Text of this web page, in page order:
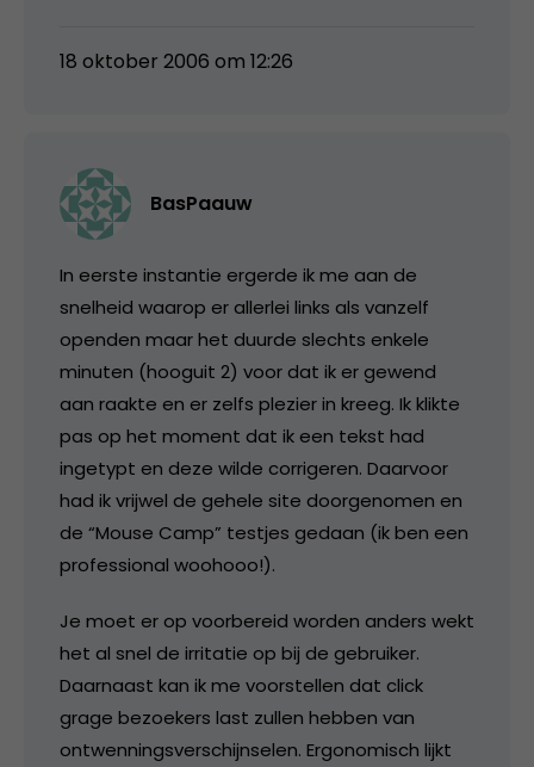
18 oktober 2006 om 12:26
BasPaauw
In eerste instantie ergerde ik me aan de
snelheid waarop er allerlei links als vanzelf
openden maar het duurde slechts enkele
minuten (hooguit 2) voor dat ik er gewend
aan raakte en er zelfs plezier in kreeg. Ik klikte
pas op het moment dat ik een tekst had
ingetypt en deze wilde corrigeren. Daarvoor
had ik vrijwel de gehele site doorgenomen en
de “Mouse Camp” testjes gedaan (ik ben een
professional woohooo!).
Je moet er op voorbereid worden anders wekt
het al snel de irritatie op bij de gebruiker.
Daarnaast kan ik me voorstellen dat click
grage bezoekers last zullen hebben van
ontwenningsverschijnselen. Ergonomisch lijkt